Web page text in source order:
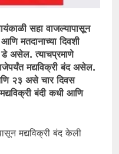
सहा वाजल्यापासून
मतदानाच्या दिवशी
डे असेल. त्याचप्रमाणे
मद्यविक्री बंद असेल.
२३ असे चार दिवस
बंदी कधी आणि
मद्यविक्री बंद केली